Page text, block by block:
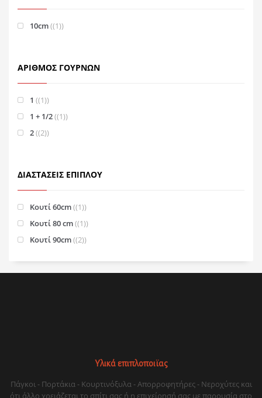
10cm (1)
ΑΡΙΘΜΌΣ ΓΟΥΡΝΏΝ
1 (1)
1 + 1/2 (1)
2 (2)
ΔΙΑΣΤΆΣΕΙΣ ΕΠΊΠΛΟΥ
Κουτί 60cm (1)
Κουτί 80 cm (1)
Κουτί 90cm (2)
Υλικά επιπλοποιϊας
Πάγκοι - Πορτάκια - Κουρτινόξυλα - Απορροφητήρες - Νεροχύτες και
ότι άλλο χρειάζεται το σπίτι σας ή η επιχείρησή σας με παρουσία στο